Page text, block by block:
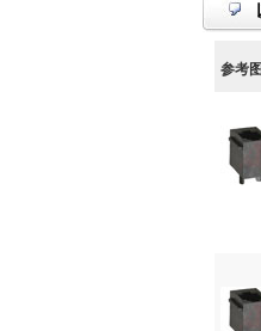
参考